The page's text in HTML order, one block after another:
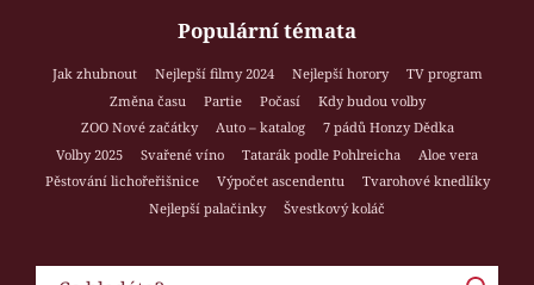
Populární témata
Jak zhubnout Nejlepší filmy 2024 Nejlepší horory
TV program
Změna času
Partie Počasí
Kdy budou volby
ZOO Nové začátky
Auto – katalog
7 pádů Honzy Dědka
Volby 2025
Svařené víno Tatarák podle Pohlreicha
Aloe vera
Pěstování lichořeřišnice
Výpočet ascendentu
Tvarohové knedlíky
Nejlepší palačinky
Švestkový koláč